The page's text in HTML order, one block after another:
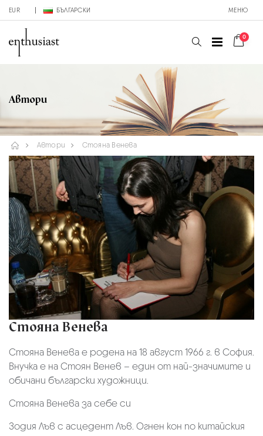
EUR БЪЛГАРСКИ МЕНЮ
0
Автори
Автори Стояна Венева
Стояна Венева
Стояна Венева е родена на 18 август 1966 г. в София.
Внучка е на Стоян Венев – един от най-значимите и
обичани български художници.
Стояна Венева за себе си
Зодия Лъв с асцедент Лъв. Огнен кон по китайския